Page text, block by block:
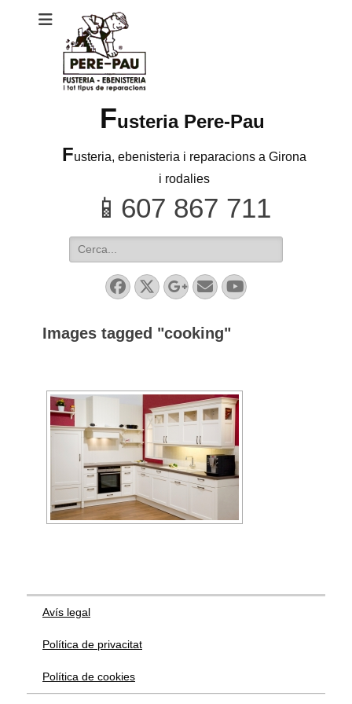
Fusteria Pere-Pau
Fusteria, ebenisteria i reparacions a Girona
i rodalies
Search
for:
Facebook
Twitter
Googleplus
EmailYouTube
Images tagged "cooking"
Avís legal
Política de privacitat
Política de cookies